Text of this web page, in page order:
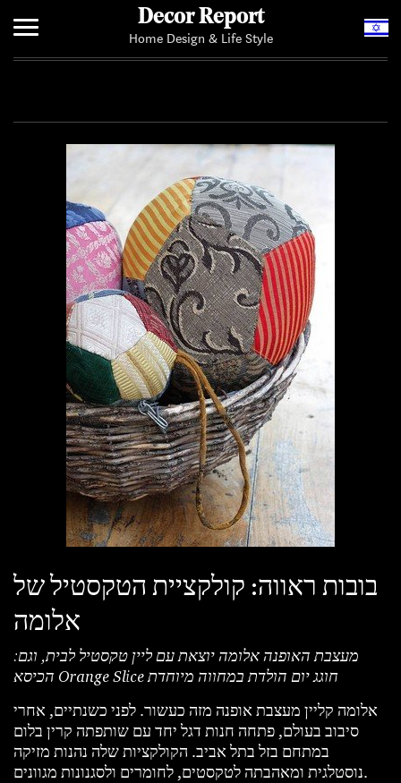
Decor Report
Home Design & Life Style
בובות ראווה: קולקציית הטקסטיל של
אלומה
מעצבת האופנה אלומה יוצאת עם ליין טקסטיל לבית, וגם:
הכיסא Orange Slice חוגג יום הולדת במחווה מיוחדת
אלומה קליין מעצבת אופנה מזה כעשור. לפני כשנתיים, אחרי
סיבוב בעולם, פתחה חנות דגל יחד עם שותפתה קרין בלום
במתחם בזל בתל אביב. הקולקציות שלה נהנות מזיקה
נוסטלגית ומאהבתה לטקסטים, לחומרים ולסגנונות מגוונים.